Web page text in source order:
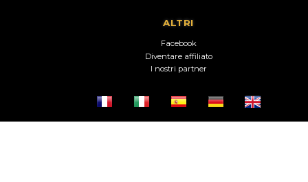
ALTRI
Facebook
Diventare affiliato
I nostri partner